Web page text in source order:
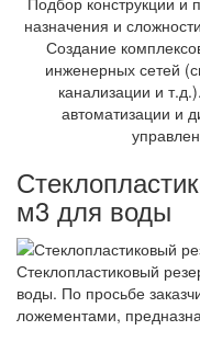
назначения и
Создание
инженерных сетей
канализации и
автоматизации и
м3 для воды
Стеклопластиковый
воды. По просьбе
ложементами,